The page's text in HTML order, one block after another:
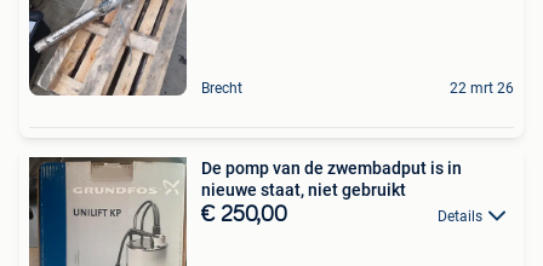
Brecht 22 mrt 26
De pomp van de zwembadput is in
nieuwe staat, niet gebruikt
€ 250,00 Details